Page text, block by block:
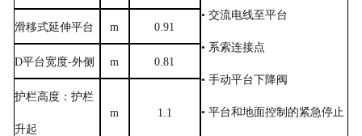
• 交流电线至平台
• 系索连接点
• 手动平台下降阀
• 平台和地面控制的紧急停止
滑移式延伸平台 m 0.91
D平台宽度-外侧 m 0.81
护栏高度：护栏
升起
m 1.1